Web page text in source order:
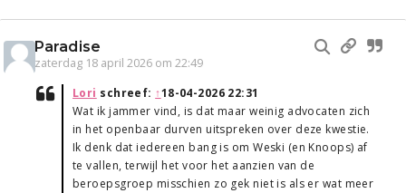
Paradise
zaterdag 18 april 2026 om 22:49
Lori schreef: ↑18-04-2026 22:31
Wat ik jammer vind, is dat maar weinig advocaten zich
in het openbaar durven uitspreken over deze kwestie.
Ik denk dat iedereen bang is om Weski (en Knoops) af
te vallen, terwijl het voor het aanzien van de
beroepsgroep misschien zo gek niet is als er wat meer